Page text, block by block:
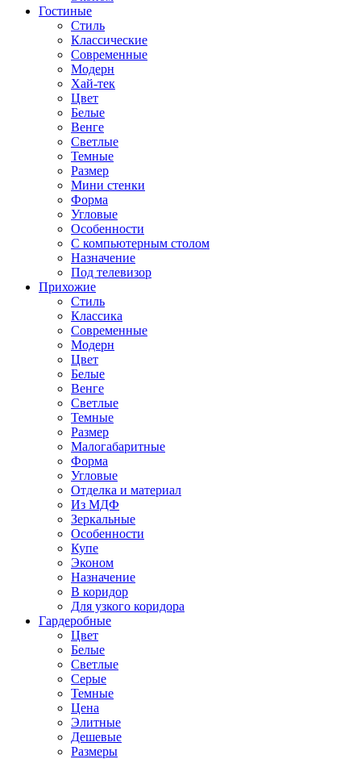
Гостиные
Стиль
Классические
Современные
Модерн
Хай-тек
Цвет
Белые
Венге
Светлые
Темные
Размер
Мини стенки
Форма
Угловые
Особенности
С компьютерным столом
Назначение
Под телевизор
Прихожие
Стиль
Классика
Современные
Модерн
Цвет
Белые
Венге
Светлые
Темные
Размер
Малогабаритные
Форма
Угловые
Отделка и материал
Из МДФ
Зеркальные
Особенности
Купе
Эконом
Назначение
В коридор
Для узкого коридора
Гардеробные
Цвет
Белые
Светлые
Серые
Темные
Цена
Элитные
Дешевые
Размеры